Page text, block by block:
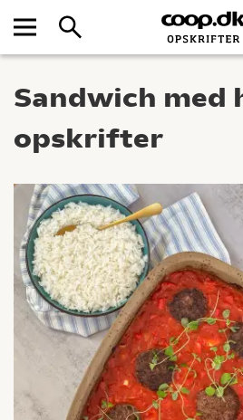
Sandwich med
opskrifter